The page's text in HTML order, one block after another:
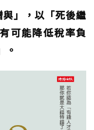
」，以「死後繼
可能降低稅率負
。